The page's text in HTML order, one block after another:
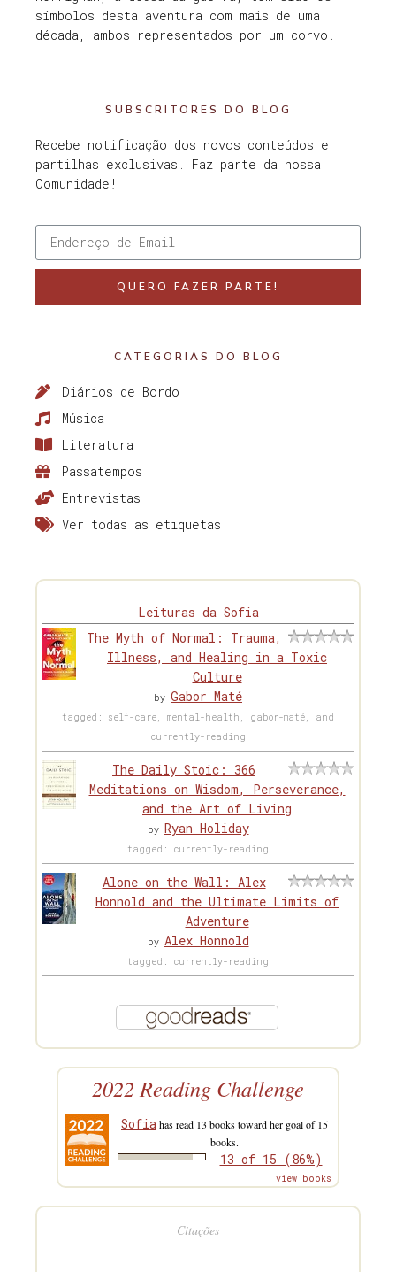
símbolos desta aventura com mais de uma
década, ambos representados por um corvo.
SUBSCRITORES DO BLOG
Recebe notificação dos novos conteúdos e
partilhas exclusivas. Faz parte da nossa
Comunidade!
QUERO FAZER PARTE!
CATEGORIAS DO BLOG
Diários de Bordo
Música
Literatura
Passatempos
Entrevistas
Ver todas as etiquetas
Leituras da Sofia
The Myth of Normal: Trauma,
Illness, and Healing in a Toxic
Culture
by Gabor Maté
tagged: self-care, mental-health, gabor-maté, and
currently-reading
The Daily Stoic: 366
Meditations on Wisdom, Perseverance,
and the Art of Living
by Ryan Holiday
tagged: currently-reading
Alone on the Wall: Alex
Honnold and the Ultimate Limits of
Adventure
by Alex Honnold
tagged: currently-reading
2022 Reading Challenge
Sofia has read 13 books toward her goal of 15
books.
13 of 15 (86%)
view books
Citações